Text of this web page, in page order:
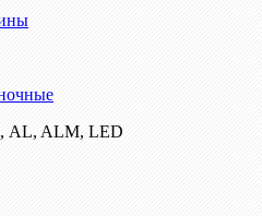
ALM, LED